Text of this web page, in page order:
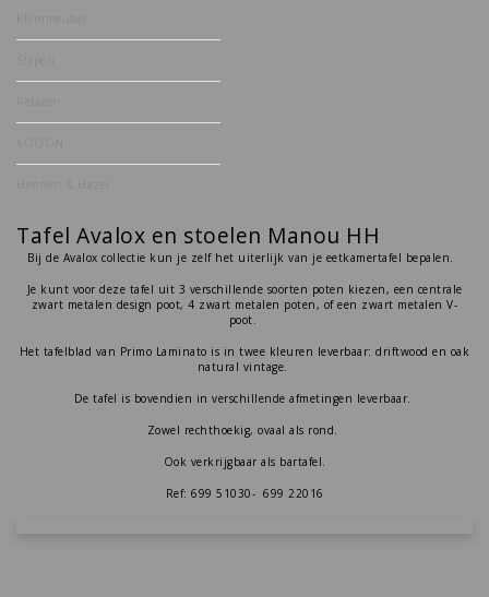
Tafel Avalox en stoelen Manou HH
Bij de Avalox collectie kun je zelf het uiterlijk van je eetkamertafel bepalen.
Je kunt voor deze tafel uit 3 verschillende soorten poten kiezen, een centrale
zwart metalen design poot, 4 zwart metalen poten, of een zwart metalen V-
poot.
Het tafelblad van Primo Laminato is in twee kleuren leverbaar: driftwood en oak
natural vintage.
De tafel is bovendien in verschillende afmetingen leverbaar.
Zowel rechthoekig, ovaal als rond.
Ook verkrijgbaar als bartafel.
Ref: 699 51030- 699 22016